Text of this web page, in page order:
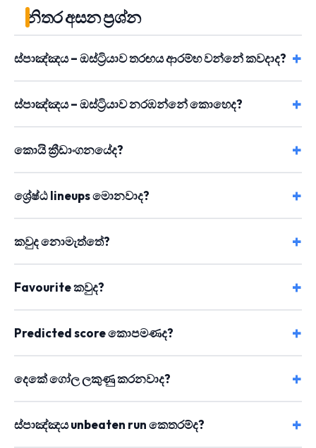
නිතර අසන ප්‍රශ්න
ස්පාඤ්ඤය – ඔස්ට්‍රියාව තරඟය ආරම්භ වන්නේ කවදාද?
ස්පාඤ්ඤය – ඔස්ට්‍රියාව නරඹන්නේ කොහෙද?
කොයි ක්‍රීඩාංගනයේද?
ශ්‍රේෂ්ඨ lineups මොනවාද?
කවුද නොමැත්තේ?
Favourite කවුද?
Predicted score කොපමණද?
දෙකේ ගෝල ලකුණු කරනවාද?
ස්පාඤ්ඤය unbeaten run කෙතරම්ද?